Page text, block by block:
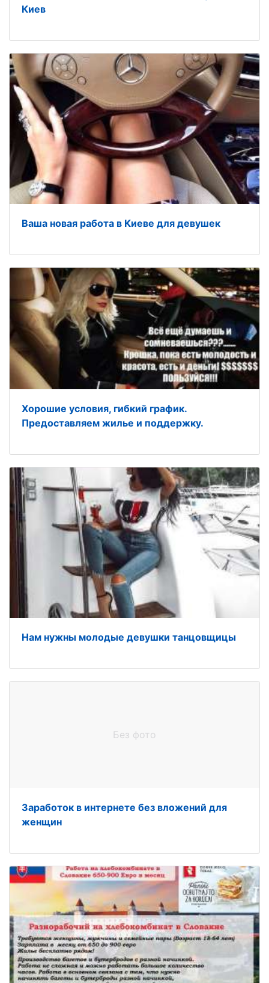
Киев
Ваша новая работа в Киеве для девушек
Хорошие условия, гибкий график.
Предоставляем жилье и поддержку.
Нам нужны молодые девушки танцовщицы
Без фото
Заработок в интернете без вложений для
женщин